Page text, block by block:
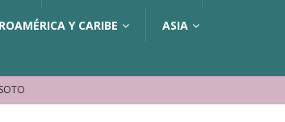
Y CARIBE ASIA